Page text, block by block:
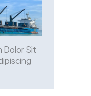
Dolor Sit